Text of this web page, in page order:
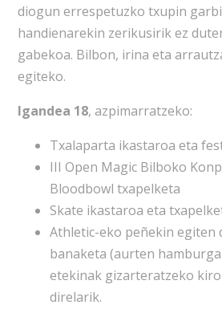
diogun errespetuzko txupin
handienarekin zerikusirik ez
gabekoa. Bilbon, irina eta
egiteko.
Igandea 18, azpimarratzeko:
Txalaparta ikastaroa eta
III Open Magic Bilboko
Bloodbowl txapelketa
Skate ikastaroa eta
Athletic-eko peñekin egiten
banaketa (aurten
etekinak gizarteratzeko
direlarik.